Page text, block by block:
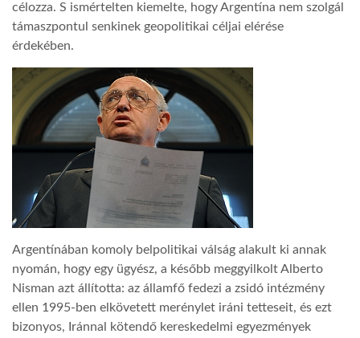
GLOBOZSARU
LATIMO.HU
GLOBOBOOK
célozza. S ismértelten kiemelte, hogy Argentína nem szolgál
támaszpontul senkinek geopolitikai céljai elérése
érdekében.
Argentínában komoly belpolitikai válság alakult ki annak
nyomán, hogy egy ügyész, a később meggyilkolt Alberto
Nisman azt állította: az államfő fedezi a zsidó intézmény
ellen 1995-ben elkövetett merénylet iráni tetteseit, és ezt
bizonyos, Iránnal kötendő kereskedelmi egyezmények